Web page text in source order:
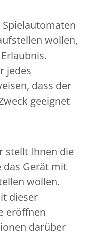
wollen,
jedes
dass der
geeignet
stellt Ihnen die
das Gerät mit
wollen.
dieser
eröffnen
darüber